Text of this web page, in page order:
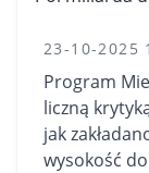
23-10-2025
Program
liczną
jak
wysokość